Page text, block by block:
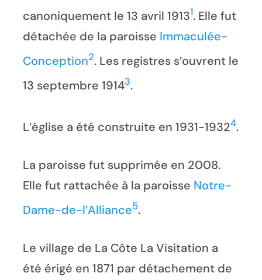
canoniquement le 13 avril 19131. Elle fut
détachée de la paroisse Immaculée-
Conception2. Les registres s’ouvrent le
13 septembre 19143.
L’église a été construite en 1931-19324.
La paroisse fut supprimée en 2008.
Elle fut rattachée à la paroisse Notre-
Dame-de-l’Alliance5.
Le village de La Côte La Visitation a
été érigé en 1871 par détachement de